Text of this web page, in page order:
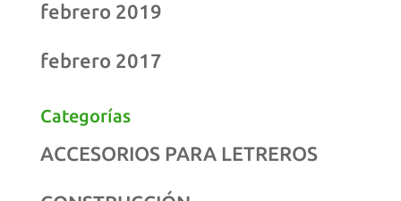
febrero 2019
febrero 2017
Categorías
ACCESORIOS PARA LETREROS